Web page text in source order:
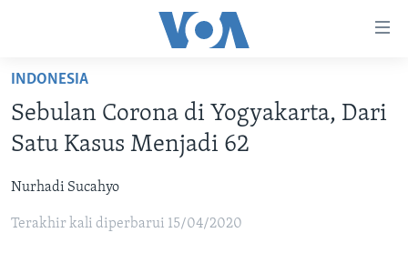
Akses
Lanjut
ke
Konten
Lanjut
ke
BERANDA
POLYGRAPH
DAFTAR PROGRAM
INDONESIA
Sebulan Corona di Yogyakarta, Dari
Satu Kasus Menjadi 62
Nurhadi Sucahyo
Terakhir kali diperbarui 15/04/2020